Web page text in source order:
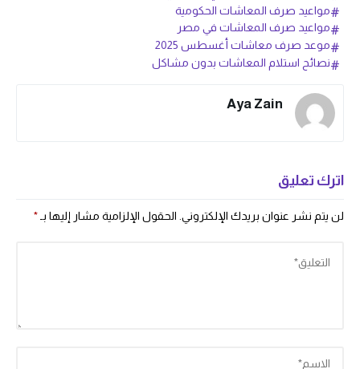
مواعيد صرف المعاشات الحكومية
مواعيد صرف المعاشات في مصر
موعد صرف معاشات أغسطس 2025
نصائح استلام المعاشات بدون مشاكل
Aya Zain
اترك تعليق
لن يتم نشر عنوان بريدك الإلكتروني. الحقول الإلزامية مشار إليها بـ*